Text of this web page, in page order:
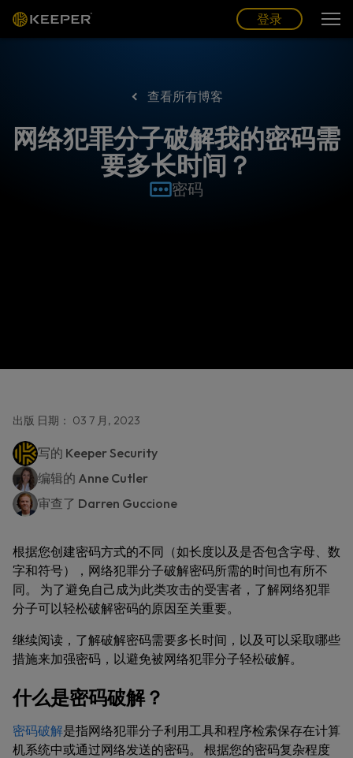
登录
查看所有博客
网络犯罪分子破解我的密码需
要多长时间？
密码
出版 日期： 03 7 月, 2023
写的 Keeper Security
编辑的 Anne Cutler
审查了 Darren Guccione
根据您创建密码方式的不同（如长度以及是否包含字母、数
字和符号），网络犯罪分子破解密码所需的时间也有所不
同。 为了避免自己成为此类攻击的受害者，了解网络犯罪
分子可以轻松破解密码的原因至关重要。
继续阅读，了解破解密码需要多长时间，以及可以采取哪些
措施来加强密码，以避免被网络犯罪分子轻松破解。
什么是密码破解？
密码破解是指网络犯罪分子利用工具和程序检索保存在计算
机系统中或通过网络发送的密码。 根据您的密码复杂程度